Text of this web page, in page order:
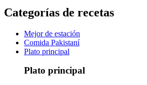
Categorías de recetas
Mejor de estación
Comida Pakistaní
Plato principal
Plato principal